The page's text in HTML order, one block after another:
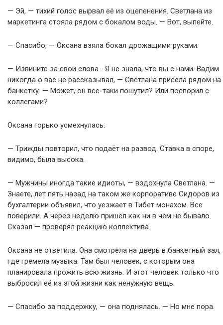
— Эй, — тихий голос вырвал её из оцепенения. Светлана из
маркетинга стояла рядом с бокалом воды. — Вот, выпейте.
— Спасибо, — Оксана взяла бокал дрожащими руками.
— Извините за свои слова… Я не знала, что вы с нами. Вадим
никогда о вас не рассказывал, — Светлана присела рядом на
банкетку. — Может, он всё-таки пошутил? Или поспорил с
коллегами?
Оксана горько усмехнулась:
— Трижды повторил, что подаёт на развод. Ставка в споре,
видимо, была высока.
— Мужчины иногда такие идиоты, — вздохнула Светлана. —
Знаете, лет пять назад на таком же корпоративе Сидоров из
бухгалтерии объявил, что уезжает в Тибет монахом. Все
поверили. А через неделю пришёл как ни в чём не бывало.
Сказал — проверял реакцию коллектива.
Оксана не ответила. Она смотрела на дверь в банкетный зал,
где гремела музыка. Там был человек, с которым она
планировала прожить всю жизнь. И этот человек только что
выбросил её из этой жизни как ненужную вещь.
— Спасибо за поддержку, — она поднялась. — Но мне пора.